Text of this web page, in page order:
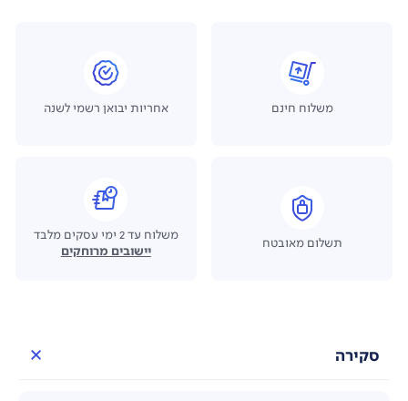
משלוח חינם אחריות יבואן רשמי לשנה
תשלום מאובטח
משלוח עד 2 ימי עסקים מלבד
יישובים מרוחקים
סקירה